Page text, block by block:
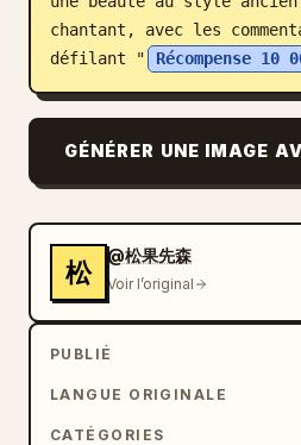
Blog
Mises à jour
chantant, avec les
défilant "
Récompense 10
GÉNÉRER UNE IMAGE
松
@松果先森
Voir l’original
PUBLIÉ
LANGUE ORIGINALE
CATÉGORIES